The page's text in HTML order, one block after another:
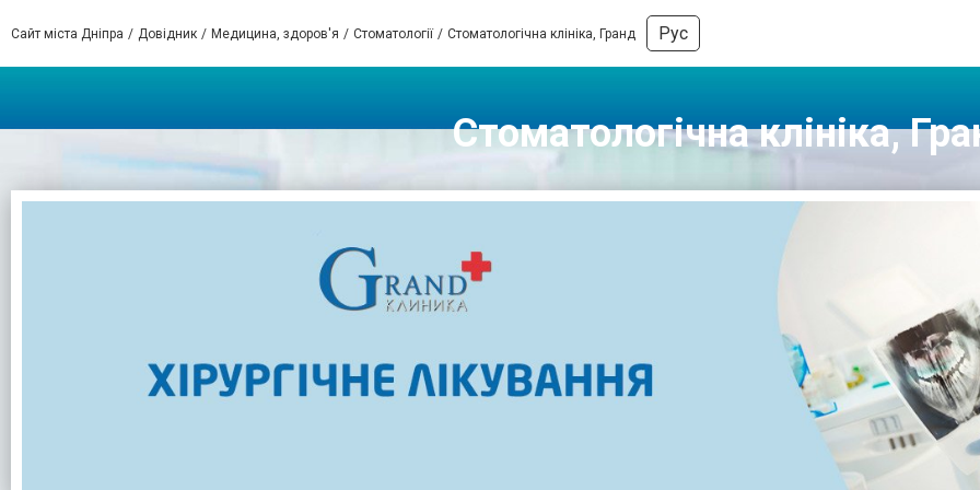
Сайт міста Дніпра Довідник Медицина, здоров'я Стоматології Стоматологічна клініка, Гранд Рус
Стоматологічна клініка,